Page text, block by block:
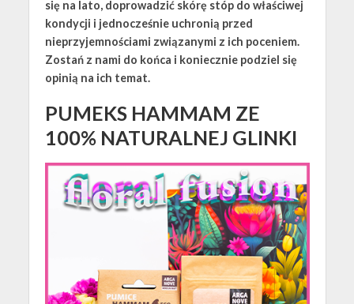
się na lato, doprowadzić skórę stóp do właściwej
kondycji i jednocześnie uchronią przed
nieprzyjemnościami związanymi z ich poceniem.
Zostań z nami do końca i koniecznie podziel się
opinią na ich temat.
PUMEKS HAMMAM ZE
100% NATURALNEJ GLINKI